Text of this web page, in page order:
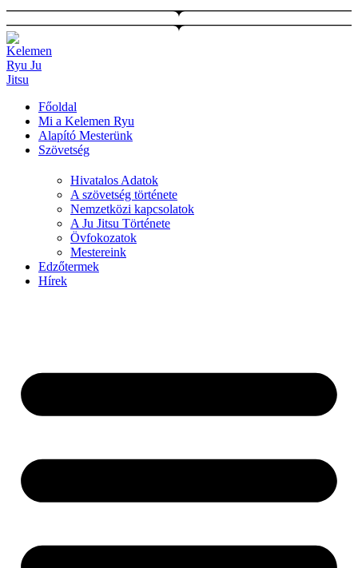
Ugrás
a
tartalomhoz
Főoldal
Mi a Kelemen Ryu
Alapító Mesterünk
Szövetség
Hivatalos Adatok
A szövetség története
Nemzetközi kapcsolatok
A Ju Jitsu Története
Övfokozatok
Mestereink
Edzőtermek
Hírek